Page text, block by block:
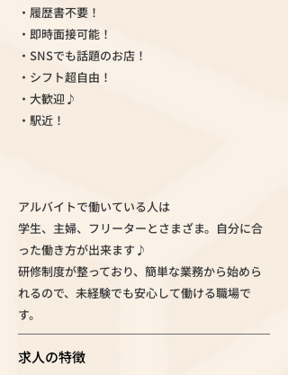
・履歴書不要！
・即時面接可能！
・SNSでも話題のお店！
・シフト超自由！
・大歓迎♪
・駅近！
アルバイトで働いている人は
学生、主婦、フリーターとさまざま。自分に合
った働き方が出来ます♪
研修制度が整っており、簡単な業務から始めら
れるので、未経験でも安心して働ける職場で
す。
求人の特徴